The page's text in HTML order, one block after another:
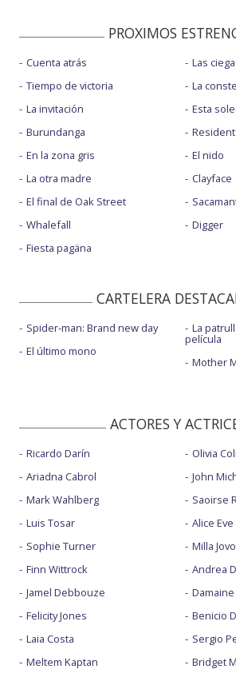
PROXIMOS
Cuenta atrás
Tiempo de victoria
La invitación
Burundanga
En la zona gris
La otra madre
El final de Oak Street
Whalefall
Fiesta pagäna
Las
La
Esta
Resident
El nido
Clayface
Digger
CARTELERA
Spider-man: Brand new day
El último mono
La
película
Mother
ACTORES Y
Ricardo Darín
Ariadna Cabrol
Mark Wahlberg
Luis Tosar
Sophie Turner
Finn Wittrock
Jamel Debbouze
Felicity Jones
Laia Costa
Meltem Kaptan
Olivia
John
Saoirse
Alice Eve
Milla
Andrea
Benicio
Sergio
Bridget